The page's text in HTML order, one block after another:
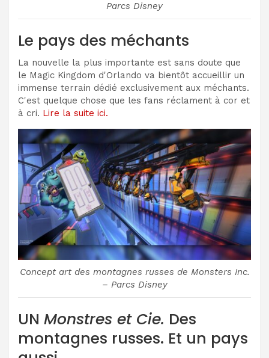
Parcs Disney
Le pays des méchants
La nouvelle la plus importante est sans doute que
le Magic Kingdom d'Orlando va bientôt accueillir un
immense terrain dédié exclusivement aux méchants.
C'est quelque chose que les fans réclament à cor et
à cri. Lire la suite ici.
Concept art des montagnes russes de Monsters Inc.
– Parcs Disney
UN Monstres et Cie. Des
montagnes russes. Et un pays